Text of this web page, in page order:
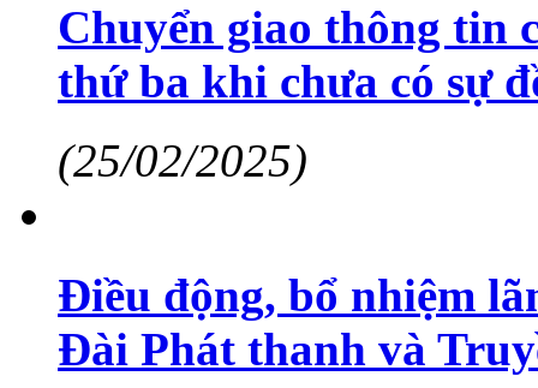
Chuyển giao thông tin
thứ ba khi chưa có sự
(25/02/2025)
Điều động, bổ nhiệm
Đài Phát thanh và